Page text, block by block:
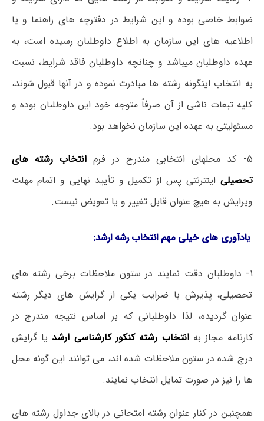
ضوابط خاصی بوده و این شرایط در دفترچه های راهنما و یا
اطلاعیه های این سازمان به اطلاع داوطلبان رسیده است، به
عهده داوطلبان میباشد و چنانچه داوطلبان فاقد شرایط، نسبت
به انتخاب اینگونه رشته ها مبادرت نموده و در آنها قبول شوند،
کلیه تبعات ناشی از آن صرفاً متوجه خود این داوطلبان بوده و
مسئولیتی به عهده این سازمان نخواهد بود.
۵- کد محلهای انتخابی مندرج در فرم
انتخاب رشته های
تحصیلی اینترنتی پس از تکمیل و تأیید نهایی و اتمام مهلت
ویرایش به هیچ عنوان قابل تغییر و یا تعویض نیست.
یادآوری های خیلی مهم انتخاب رشه ارشد:
۱- داوطلبان دقت نمایند در ستون ملاحظات برخی رشته های
تحصیلی، پذیرش با ضرایب یکی از گرایش های دیگر رشته
عنوان گردیده، لذا داوطلبانی که بر اساس نتیجه مندرج در
کارنامه مجاز بهانتخاب رشته کنکور کارشناسی ارشد یا گرایش
درج شده در ستون ملاحظات شده اند، می توانند این گونه محل
ها را نیز در صورت تمایل انتخاب نمایند.
همچنین در کنار عنوان رشته امتحانی در بالای جداول رشته های